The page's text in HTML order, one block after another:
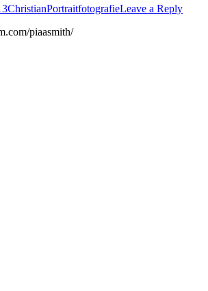
Author
ChristianPosted
PortraitfotografieLeave a Reply
piaasmith/